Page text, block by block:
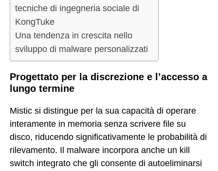
tecniche di ingegneria sociale di
KongTuke
Una tendenza in crescita nello
sviluppo di malware personalizzati
Progettato per la discrezione e l’accesso a
lungo termine
Mistic si distingue per la sua capacità di operare
interamente in memoria senza scrivere file su
disco, riducendo significativamente le probabilità di
rilevamento. Il malware incorpora anche un kill
switch integrato che gli consente di autoeliminarsi